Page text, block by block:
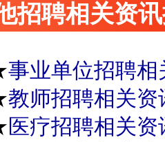
招聘相关资
事业单位招聘相
教师招聘相关资
医疗招聘相关资